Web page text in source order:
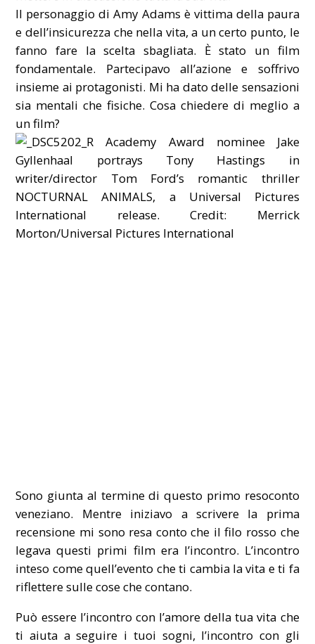
Il personaggio di Amy Adams è vittima della paura
e dell’insicurezza che nella vita, a un certo punto, le
fanno fare la scelta sbagliata. È stato un film
fondamentale. Partecipavo all’azione e soffrivo
insieme ai protagonisti. Mi ha dato delle sensazioni
sia mentali che fisiche. Cosa chiedere di meglio a
un film?
Sono giunta al termine di questo primo resoconto
veneziano. Mentre iniziavo a scrivere la prima
recensione mi sono resa conto che il filo rosso che
legava questi primi film era l’incontro. L’incontro
inteso come quell’evento che ti cambia la vita e ti fa
riflettere sulle cose che contano.
Può essere l’incontro con l’amore della tua vita che
ti aiuta a seguire i tuoi sogni, l’incontro con gli